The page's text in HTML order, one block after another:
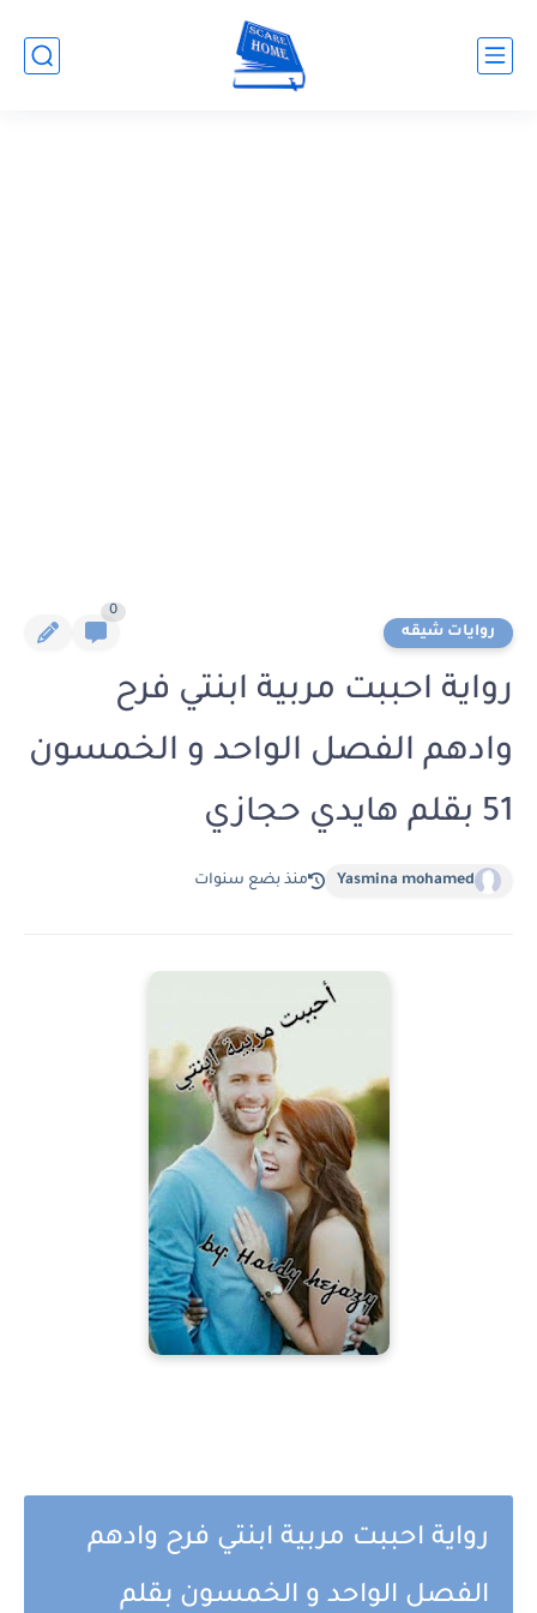
روايات شيقه
0
رواية احببت مربية ابنتي فرح
وادهم الفصل الواحد و الخمسون
51 بقلم هايدي حجازي
Yasmina mohamed منذ بضع سنوات
رواية احببت مربية ابنتي فرح وادهم
الفصل الواحد و الخمسون بقلم